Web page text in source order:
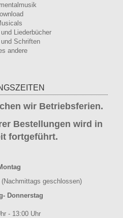
Liederbücher
und Schriften
andere
wir Betriebsferien.
Bestellungen wird in
fortgeführt.
geschlossen)
Donnerstag
- 13:00 Uhr